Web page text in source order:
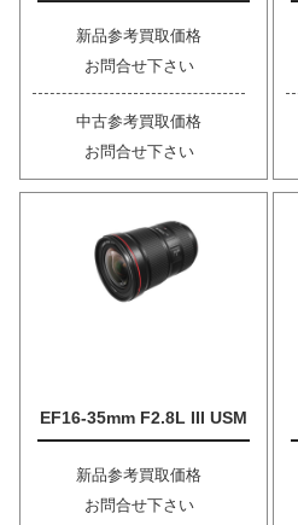
新品参考買取価格
お問合せ下さい
中古参考買取価格
お問合せ下さい
EF16-35mm F2.8L III USM
新品参考買取価格
お問合せ下さい